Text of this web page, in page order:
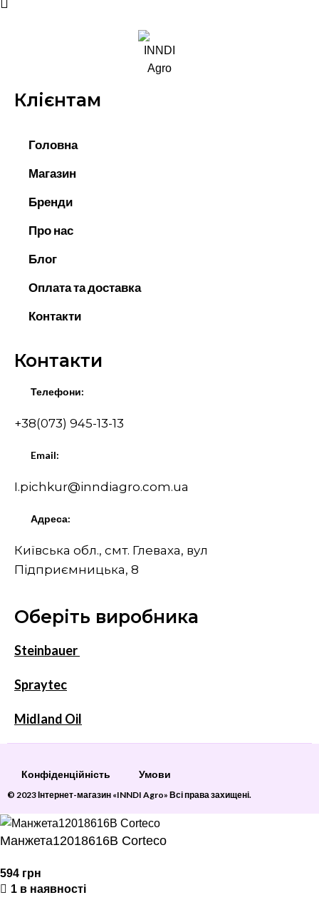
Клієнтам
Головна
Магазин
Бренди
Про нас
Блог
Оплата та доставка
Контакти
Контакти
Телефони:
+38(073) 945-13-13
Email:
I.pichkur@inndiagro.com.ua
Адреса:
Київська обл., смт. Глеваха, вул
Підприємницька, 8
Оберіть виробника
Steinbauer
Spraytec
Midland Oil
Конфіденційність Умови
© 2023 Інтернет-магазин «INNDI Agro» Всі права захищені.
Манжета12018616B Corteco
594 грн
1 в наявності